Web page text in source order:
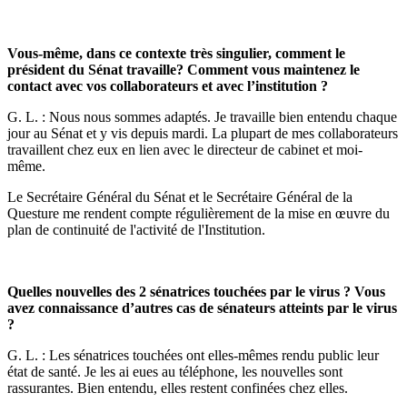
Vous-même, dans ce contexte très singulier, comment le
président du Sénat travaille? Comment vous maintenez le
contact avec vos collaborateurs et avec l’institution ?
G. L. : Nous nous sommes adaptés. Je travaille bien entendu chaque
jour au Sénat et y vis depuis mardi. La plupart de mes collaborateurs
travaillent chez eux en lien avec le directeur de cabinet et moi-
même.
Le Secrétaire Général du Sénat et le Secrétaire Général de la
Questure me rendent compte régulièrement de la mise en œuvre du
plan de continuité de l'activité de l'Institution.
Quelles nouvelles des 2 sénatrices touchées par le virus ? Vous
avez connaissance d’autres cas de sénateurs atteints par le virus
?
G. L. : Les sénatrices touchées ont elles-mêmes rendu public leur
état de santé. Je les ai eues au téléphone, les nouvelles sont
rassurantes. Bien entendu, elles restent confinées chez elles.